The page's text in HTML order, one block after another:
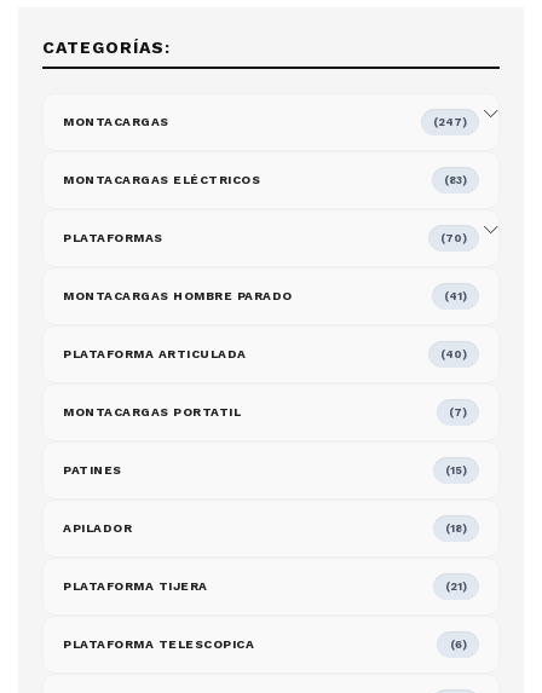
CATEGORÍAS:
MONTACARGAS (247)
MONTACARGAS ELÉCTRICOS (83)
PLATAFORMAS (70)
MONTACARGAS HOMBRE PARADO (41)
PLATAFORMA ARTICULADA (40)
MONTACARGAS PORTATIL (7)
PATINES (15)
APILADOR (18)
PLATAFORMA TIJERA (21)
PLATAFORMA TELESCOPICA (6)